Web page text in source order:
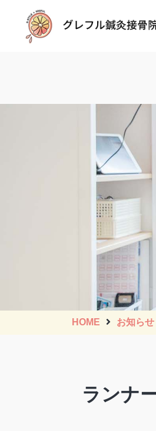
HOME お知らせ
ランナ